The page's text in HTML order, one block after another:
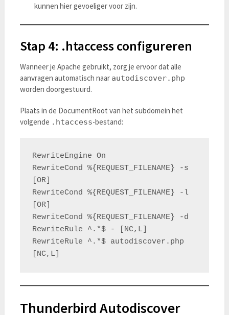
kunnen hier gevoeliger voor zijn.
Stap 4: .htaccess configureren
Wanneer je Apache gebruikt, zorg je ervoor dat alle
aanvragen automatisch naar autodiscover.php
worden doorgestuurd.
Plaats in de DocumentRoot van het subdomein het
volgende .htaccess-bestand:
RewriteEngine On
RewriteCond %{REQUEST_FILENAME} -s
[OR]
RewriteCond %{REQUEST_FILENAME} -l
[OR]
RewriteCond %{REQUEST_FILENAME} -d
RewriteRule ^.*$ - [NC,L]
RewriteRule ^.*$ autodiscover.php
Thunderbird Autodiscover